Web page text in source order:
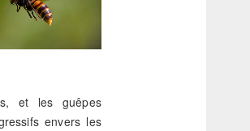
et les guêpes
envers les